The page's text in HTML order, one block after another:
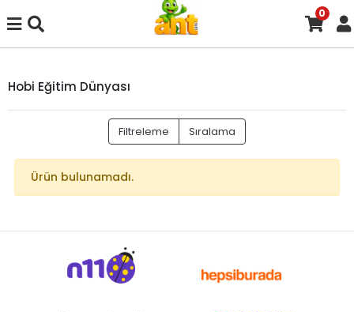
0
Hobi Eğitim Dünyası
Filtreleme Sıralama
Ürün bulunamadı.